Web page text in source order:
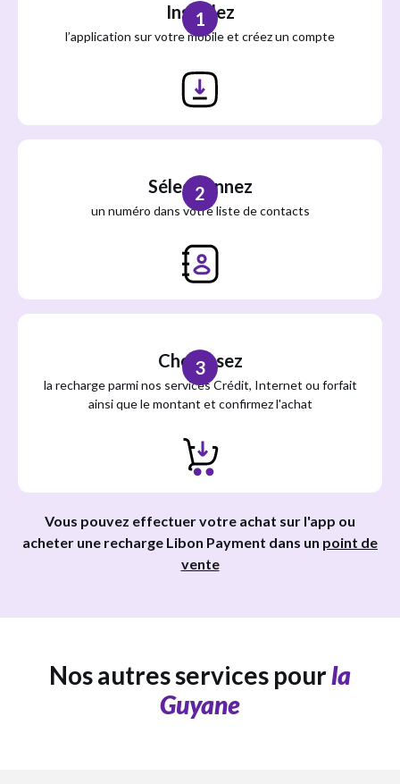
Installez
l’application sur votre mobile et créez un compte
1
Sélectionnez
un numéro dans votre liste de contacts
2
Choisissez
la recharge parmi nos services Crédit, Internet ou forfait
ainsi que le montant et confirmez l'achat
3
Vous pouvez effectuer votre achat sur l'app ou
acheter une recharge Libon Payment dans un point de
vente
Nos autres services pourla
Guyane